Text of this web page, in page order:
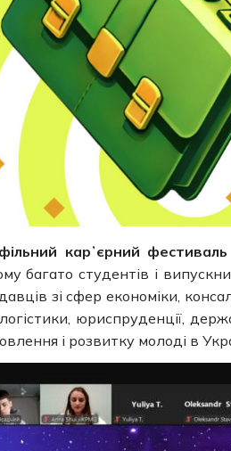
карʼєрний фестиваль
багато студентів і
зі сфер економіки,
логістики, юриспруденції,
і розвитку молоді в